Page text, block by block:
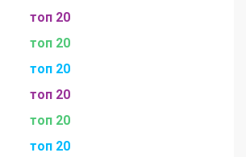
топ 20
топ 20
топ 20
топ 20
топ 20
топ 20